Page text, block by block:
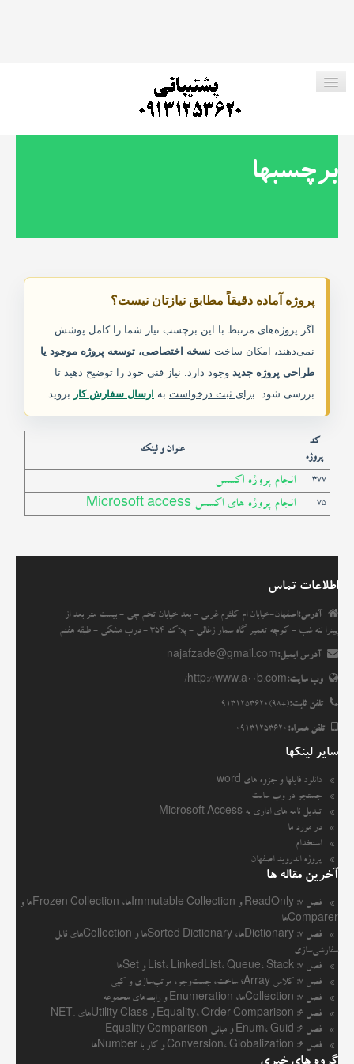
پروژه های رایگان
ارتباط با ما
جستجو در وب سایت
خدمات ما
مقاله ها
انجمن
برچسبها
پروژه آماده دقیقاً مطابق نیازتان نیست؟
اگر پروژه‌های مرتبط با این برچسب نیاز شما را کامل پوشش
نمی‌دهند، امکان ساخت نسخه اختصاصی، توسعه پروژه موجود یا
طراحی پروژه جدید وجود دارد. نیاز فنی خود را توضیح دهید تا
بررسی شود. برای ثبت درخواست به ارسال سفارش کار بروید.
کد
پروژه
عنوان و لینک
377 انجام پروژه اکسس
75 انجام پروژه های اکسس Microsoft access
اطلاعات تماس
آدرس:اصفهان-خیابان ام کلثوم غربی - بعد خیابان تخم چی - بیست متر بعد از
پیتزا ننه شب - کوچه تعمیر گاه سمار زغالی - پلاک 354 - درب مشکی - طبقه هفتم
آدرس ایمیل:najafzade@gmail.com
وب سایت:http://www.a00b.com/
تلفن ثابت:(+98)9131253620
تلفن همراه: 09131253620
سایر لینکها
دانلود فایلها و جزوه های word
جستجو در وب سایت
تبدیل نامه های اداری به Microsoft Access
در مورد ما
استخدام
پروژه اندروید اصفهان
آخرین مقاله ها
فصل ۷: ReadOnly و Immutable Collectionها، Frozen Collectionها و
Comparerها
فصل ۷: Dictionaryها، Sorted Dictionaryها و Collectionهای قابل
سفارشی‌سازی
فصل ۷: List، LinkedList، Queue، Stack و Setها
فصل ۷: کلاس Array؛ ساخت، جست‌وجو، مرتب‌سازی و کپی
فصل ۷: Collectionها، Enumeration و رابط‌های مجموعه
فصل ۶: Equality، Order Comparison و Utility Classهای .NET
فصل ۶: Enum، Guid و مبانی Equality Comparison
فصل ۶: Conversion، Globalization و کار با Numberها